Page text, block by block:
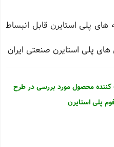
های پلی استایرن قابل انبساط
کننده محصول مورد بررسی در طرح
پلی استایرن